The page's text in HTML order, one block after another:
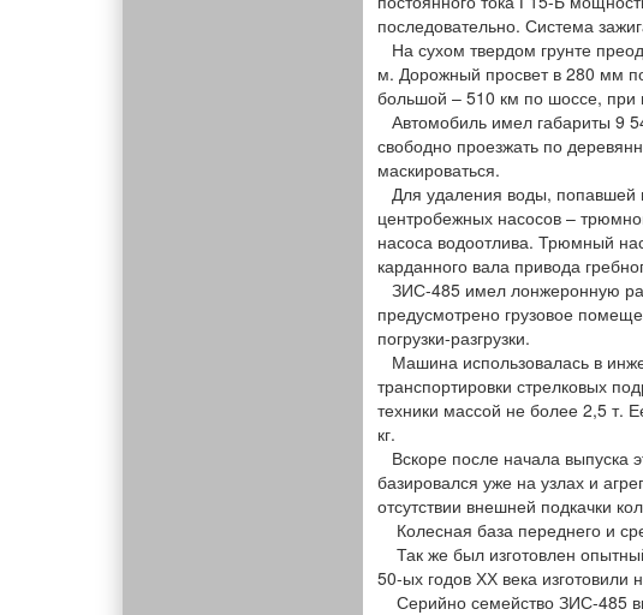
последовательно. Система
На сухом твердом грунте
м. Дорожный просвет в 280 мм
большой – 510 км по шоссе, при
Автомобиль имел габариты 9
свободно проезжать по
маскироваться.
Для удаления воды, попавшей
центробежных насосов –
насоса водоотлива. Трюмный
карданного вала привода
ЗИС-485 имел лонжеронную
предусмотрено грузовое
погрузки-разгрузки.
Машина использовалась в
транспортировки стрелковых
техники массой не более 2,5 т.
кг.
Вскоре после начала выпуска
базировался уже на узлах и
отсутствии внешней подкачки
Колесная база переднего и
Так же был изготовлен
50-ых годов ХХ века изготовили
Серийно семейство ЗИС-485